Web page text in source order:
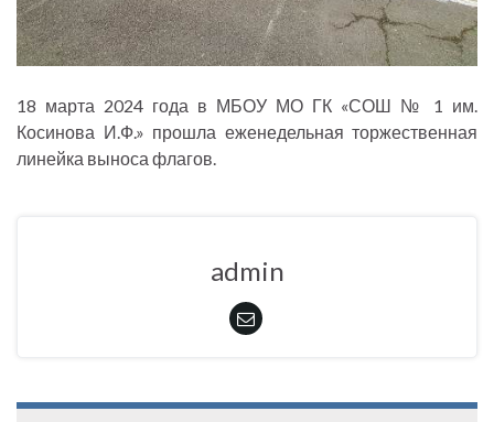
18 марта 2024 года в МБОУ МО ГК «СОШ № 1 им.
Косинова И.Ф.» прошла еженедельная торжественная
линейка выноса флагов.
admin